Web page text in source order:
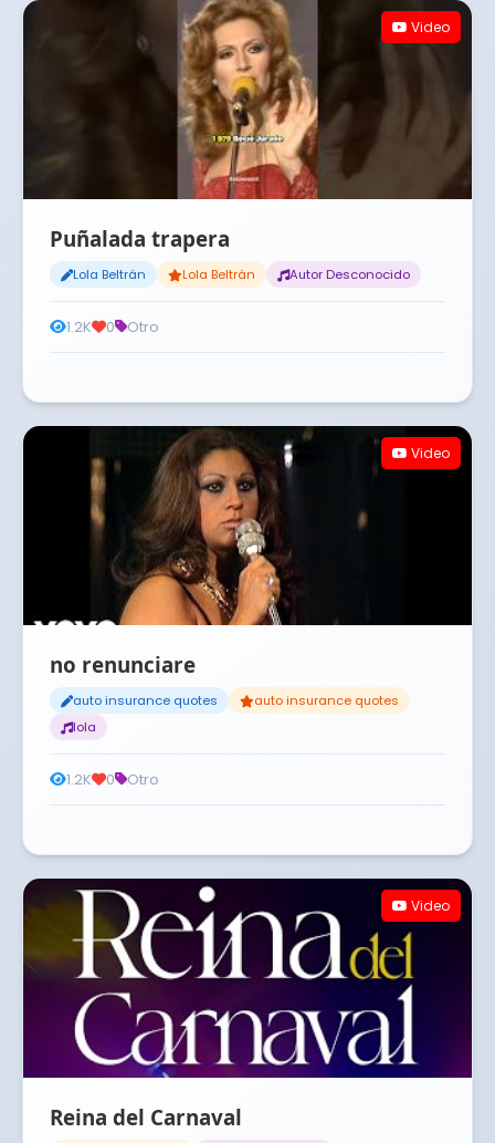
Video
Puñalada trapera
Lola Beltrán Lola Beltrán Autor Desconocido
1.2K 0 Otro
Video
no renunciare
auto insurance quotes
auto insurance quotes
lola
1.2K 0 Otro
Video
Reina del Carnaval